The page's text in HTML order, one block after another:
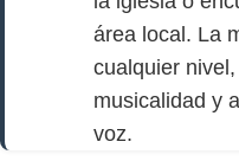
área local. La
cualquier
musicalidad y
voz.